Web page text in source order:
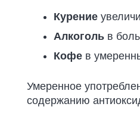
Курение
Алкоголь в
Кофе в
Умеренное
содержанию